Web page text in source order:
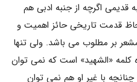
قدیمى اگرچه از جنبه ادبى هم
لحاظ قدمت تاریخى حائز اهمیت و
بر مطلوب مى باشد. ولى تنها
کلمه «الشهید» است که نمی توان
با غیر او هم نمی توان